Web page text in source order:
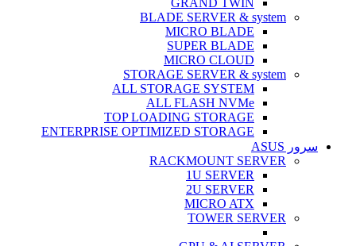
GRAND TWIN
BLADE SERVER & system
MICRO BLADE
SUPER BLADE
MICRO CLOUD
STORAGE SERVER & system
ALL STORAGE SYSTEM
ALL FLASH NVMe
TOP LOADING STORAGE
ENTERPRISE OPTIMIZED STORAGE
سرور ASUS
RACKMOUNT SERVER
1U SERVER
2U SERVER
MICRO ATX
TOWER SERVER